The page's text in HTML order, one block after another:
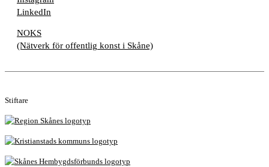
LinkedIn
NOKS
(Nätverk för offentlig konst i Skåne)
Stiftare